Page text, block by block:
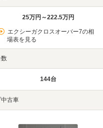
25万円～222.5万円
エクシーガクロスオーバー7の相
場表を見る
144台
古車